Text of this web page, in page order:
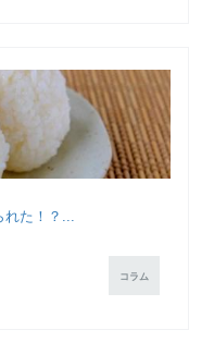
れた！？...
コラム